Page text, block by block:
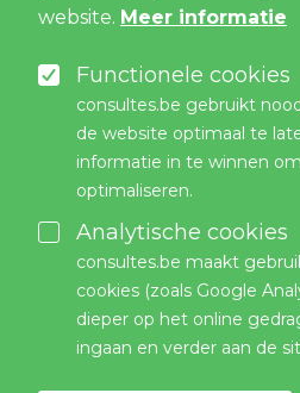
Cogels-Osylei 32 bus 1
TAUW België
Remylaan 4C bus 3
3018 Wijgmaal
CONTACT US
consultes@consultes.be
t. +32 (0)56 499 499
website. Meer informatie
Functionele cookies
consultes.be gebruikt
de website optimaal te
informatie in te winnen
optimaliseren.
Analytische cookies
consultes.be maakt
cookies (zoals Google
dieper op het online
ingaan en verder aan de